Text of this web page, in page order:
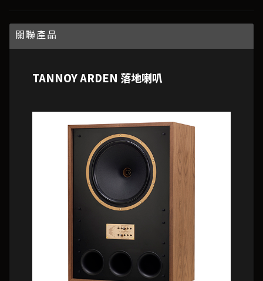
關聯產品
TANNOY ARDEN 落地喇叭